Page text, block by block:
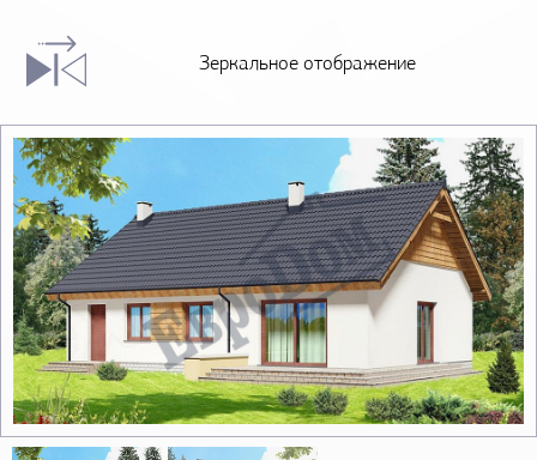
Зеркальное отображение